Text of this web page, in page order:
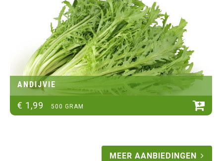
ANDIJVIE
€ 1 ,99 500 GRAM
MEER AANBIEDINGEN